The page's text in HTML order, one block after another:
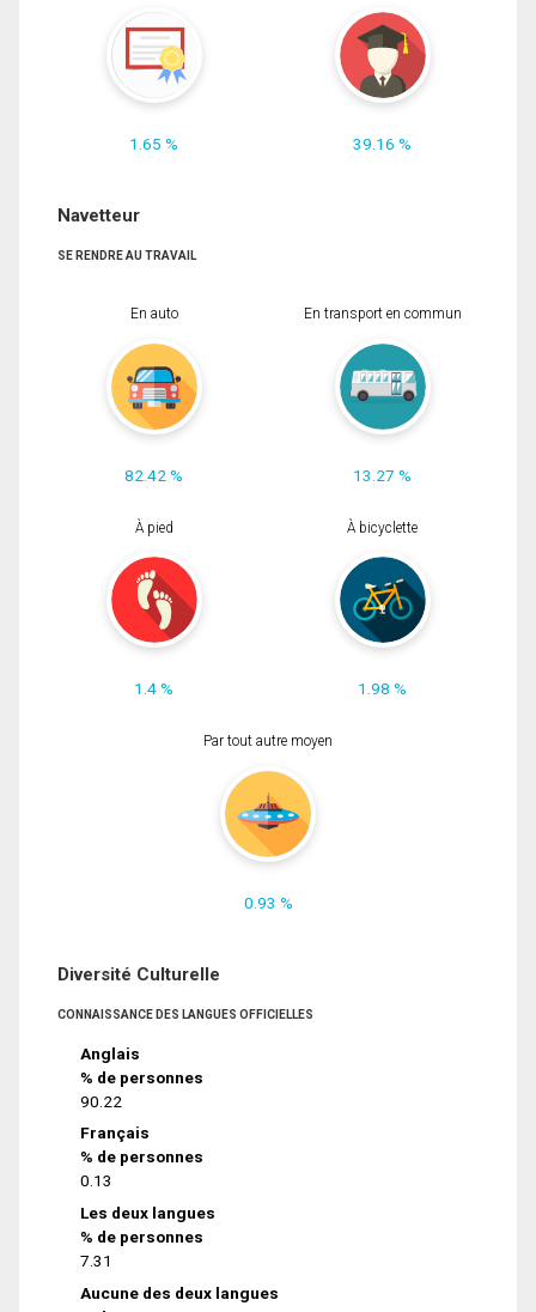
1.65 % 39.16 %
Navetteur
SE RENDRE AU TRAVAIL
En auto
82.42 %
En transport en commun
13.27 %
À pied
1.4 %
À bicyclette
1.98 %
Par tout autre moyen
0.93 %
Diversité Culturelle
CONNAISSANCE DES LANGUES OFFICIELLES
Anglais
% de personnes
90.22
Français
% de personnes
0.13
Les deux langues
% de personnes
7.31
Aucune des deux langues